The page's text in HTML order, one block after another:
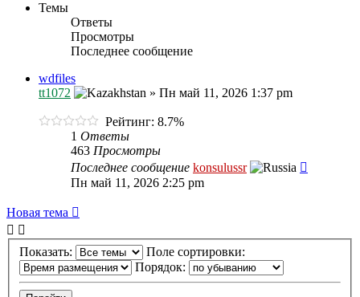
Темы
Ответы
Просмотры
Последнее сообщение
wdfiles
tt1072
» Пн май 11, 2026 1:37 pm
Рейтинг: 8.7%
1 Ответы
463 Просмотры
Последнее сообщение konsulussr
Пн май 11, 2026 2:25 pm
Новая тема
Показать:
Поле сортировки:
Порядок: